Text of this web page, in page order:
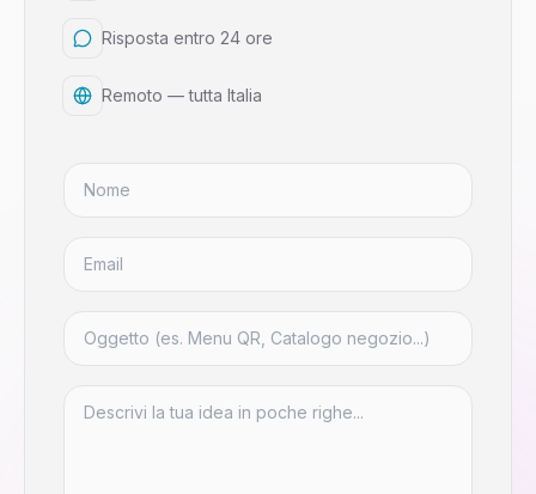
Risposta entro 24 ore
Remoto — tutta Italia